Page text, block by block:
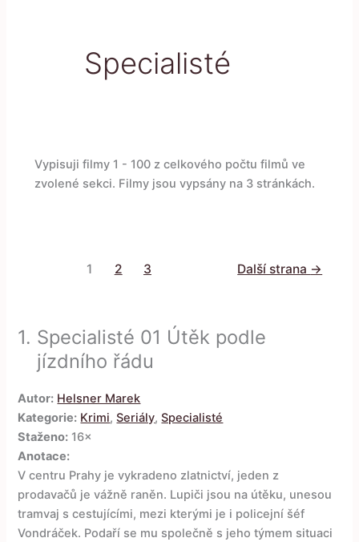
Specialisté
Vypisuji filmy 1 - 100 z celkového počtu filmů ve
zvolené sekci. Filmy jsou vypsány na 3 stránkách.
1 2 3 Další strana →
1. Specialisté 01 Útěk podle
jízdního řádu
Autor: Helsner Marek
Kategorie: Krimi,Seriály,Specialisté
Staženo: 16×
Anotace:
V centru Prahy je vykradeno zlatnictví, jeden z
prodavačů je vážně raněn. Lupiči jsou na útěku, unesou
tramvaj s cestujícími, mezi kterými je i policejní šéf
Vondráček. Podaří se mu společně s jeho týmem situaci